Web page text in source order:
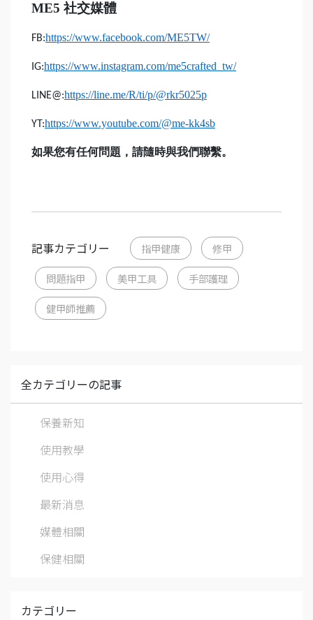
ME5 社交媒體
FB:https://www.facebook.com/ME5TW/
IG:https://www.instagram.com/me5crafted_tw/
LINE@:https://line.me/R/ti/p/@rkr5025p
YT:https://www.youtube.com/@me-kk4sb
如果您有任何問題，請隨時與我們聯繫。
記事カテゴリー 指甲健康 修甲
問題指甲 美甲工具 手部護理
健甲師推薦
全カテゴリーの記事
保養新知
使用教學
使用心得
最新消息
媒體相關
保健相關
カテゴリー